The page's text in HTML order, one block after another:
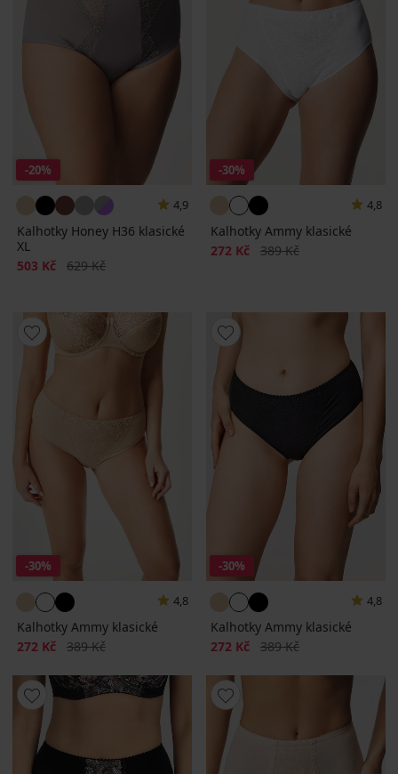
-20%
4,9
Kalhotky Honey H36 klasické
XL
Sleva
503 Kč Původní cena
629 Kč
-30%
4,8
Kalhotky Ammy klasické
Sleva
272 Kč Původní cena
389 Kč
-30%
4,8
Kalhotky Ammy klasické
Sleva
272 Kč Původní cena
389 Kč
-30%
4,8
Kalhotky Ammy klasické
Sleva
272 Kč Původní cena
389 Kč